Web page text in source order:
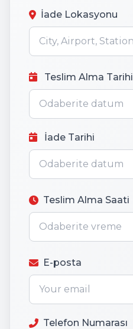
İade Lokasyonu
Teslim Alma Tarihi
İade Tarihi
Teslim Alma Saati
E-posta
Telefon Numarası